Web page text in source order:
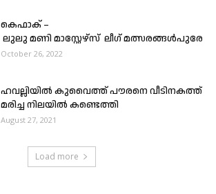
കെഫാക് –
ലുലു മണി മാസ്റ്റേഴ്സ് ലീഗ്
October 26, 2022
ഹവല്ലിയിൽ കുവൈത്ത് പൗരനെ വീടിനകത്ത്
മരിച്ച നിലയിൽ കണ്ടെത്തി
August 27, 2021
Load more